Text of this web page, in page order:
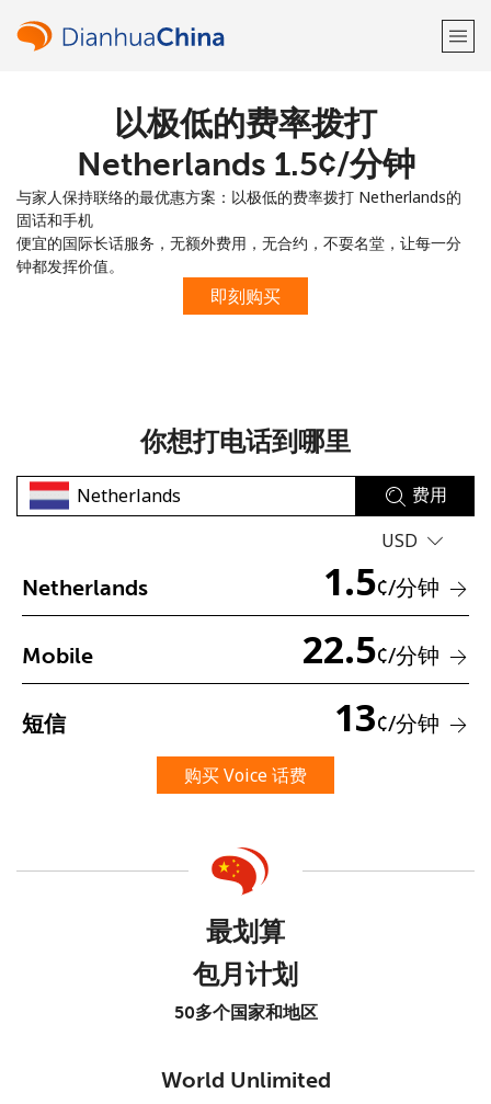
欢迎！
注册使用
未创建密码
至少 8 个字符
一个大写字母和一个小写字母
请保持联系，以便享受我们绝佳的优惠活动。
本人明白，在本网站开设账户，即代表本人同意这些
以极低的费率拨打
Netherlands ⁦1.5¢⁩/分钟
与家人保持联络的最优惠方案：以极低的费率拨打 Netherlands的
固话和手机
便宜的国际长话服务，无额外费用，无合约，不耍名堂，让每一分
钟都发挥价值。
即刻购买
你想打电话到哪里
费用
USD
Netherlands 1.5¢/分钟
Mobile 22.5¢/分钟
短信 13¢/分钟
购买 Voice 话费
最划算
包月计划
50多个国家和地区
World Unlimited